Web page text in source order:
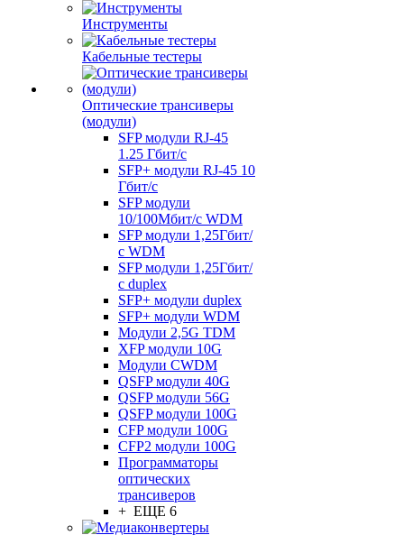
Инструменты
Кабельные тестеры
Оптические трансиверы
(модули)
SFP модули RJ-45
1.25 Гбит/c
SFP+ модули RJ-45 10
Гбит/c
SFP модули
10/100Мбит/с WDM
SFP модули 1,25Гбит/
с WDM
SFP модули 1,25Гбит/
с duplex
SFP+ модули duplex
SFP+ модули WDM
Модули 2,5G TDM
XFP модули 10G
Модули CWDM
QSFP модули 40G
QSFP модули 56G
QSFP модули 100G
CFP модули 100G
CFP2 модули 100G
Программаторы
оптических
трансиверов
+ ЕЩЕ 6